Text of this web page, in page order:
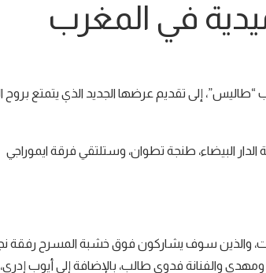
في المغرب
“طاليس”، إلى تقديم عرضها الجديد الذي يتمتع بروح
20 غشت في المدن التالية: مدينة الدار البيضاء، طنجة تطوان، وستلتقي فرقة ايموراجي
والذين سوف يشاركون فوق خشبة المسرح رفقة
والفنانة فدوى طالب، بالإضافة إلى أيوب إدري،